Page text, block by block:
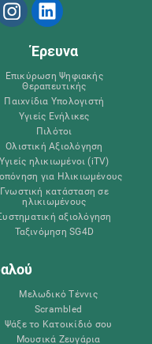
Έρευνα
Επικύρωση Ψηφιακής
Θεραπευτικής
Παιχνίδια Υπολογιστή
Υγιείς Ενήλικες
Πιλότοι
Ολιστική Αξιολόγηση
Υγιείς ηλικιωμένοι (iTV)
για Ηλικιωμένους
Γνωστική κατάσταση σε
ηλικιωμένους
αξιολόγηση
Ταξινόμηση SG4D
Μελωδικό Τέννις
Scrambled
Ψάξε το Κατοικίδιό σου
Μουσικά Ζευγάρια